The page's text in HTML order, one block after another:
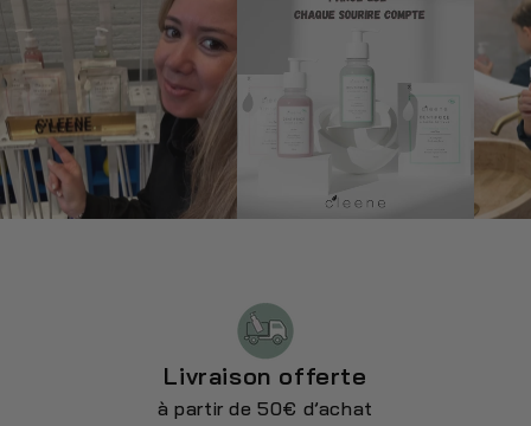
Livraison offerte
à partir de 50€ d’achat